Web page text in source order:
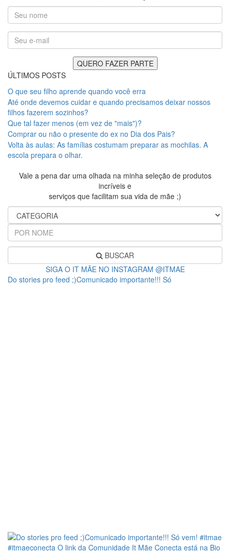
ÚLTIMOS POSTS
O que seu filho aprende quando você erra
Até onde devemos cuidar e quando precisamos deixar nossos
filhos fazerem sozinhos?
Que tal fazer menos (em vez de "mais")?
Comprar ou não o presente do ex no Dia dos Pais?
Volta às aulas: As famílias costumam preparar as mochilas. A
escola prepara o olhar.
Vale a pena dar uma olhada na minha seleção de produtos
incríveis e
serviços que facilitam sua vida de mãe ;)
BUSCAR
SIGA O IT MÃE NO INSTAGRAM @ITMAE
Do stories pro feed ;)Comunicado importante!!! Só